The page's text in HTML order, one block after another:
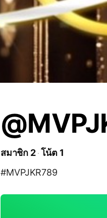
สมาชิก 2 โน้ต 1
#MVPJKR789